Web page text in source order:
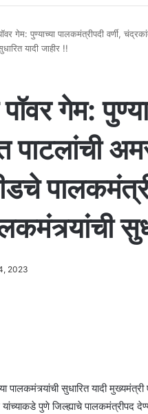
गेम: पुण्याच्या पालकमंत्रीपदी वर्णी,
यादी जाहीर !!
गेम:
पाटलांची
2023
via Email
पालकमंत्र्यांची सुधारित यादी
यांच्याकडे पुणे जिल्ह्याचे